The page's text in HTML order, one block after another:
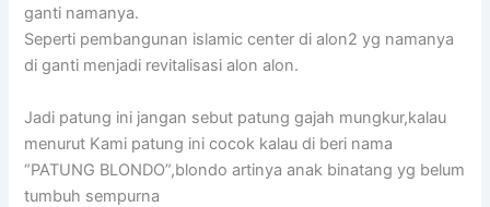
ganti namanya.
Seperti pembangunan islamic center di alon2 yg namanya
di ganti menjadi revitalisasi alon alon.
Jadi patung ini jangan sebut patung gajah mungkur,kalau
menurut Kami patung ini cocok kalau di beri nama
“PATUNG BLONDO”,blondo artinya anak binatang yg belum
tumbuh sempurna